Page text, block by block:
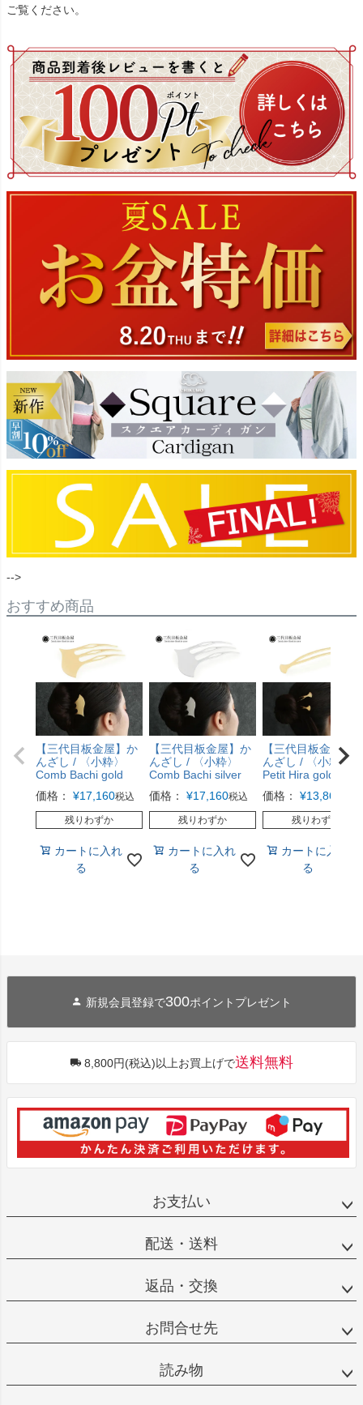
ご覧ください。
-->
おすすめ商品
【三代目板金屋】か
んざし / 〈小粋〉
Comb Bachi gold
価格：
¥17,160税込
残りわずか
カートに入れ
る
【三代目板金屋】か
んざし / 〈小粋〉
Comb Bachi silver
価格：
¥17,160税込
残りわずか
カートに入れ
る
【三代目板金屋】
んざし / 〈小粋〉
Petit Hira gold
価格：
¥13,860
残りわずか
カートに入れ
る
新規会員登録で300ポイントプレゼント
8,800円(税込)以上お買上げで送料無料
お支払い
配送・送料
返品・交換
お問合せ先
読み物